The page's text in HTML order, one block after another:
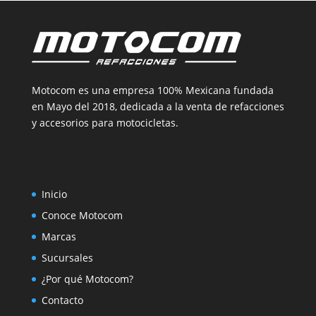
Motocom es una empresa 100% Mexicana fundada
en Mayo del 2018, dedicada a la venta de refacciones
y accesorios para motocicletas.
Inicio
Conoce Motocom
Marcas
Sucursales
¿Por qué Motocom?
Contacto